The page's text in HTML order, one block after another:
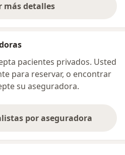
más detalles
sobre la dirección
pacientes privados. Usted
para reservar, o encontrar
su aseguradora.
por aseguradora